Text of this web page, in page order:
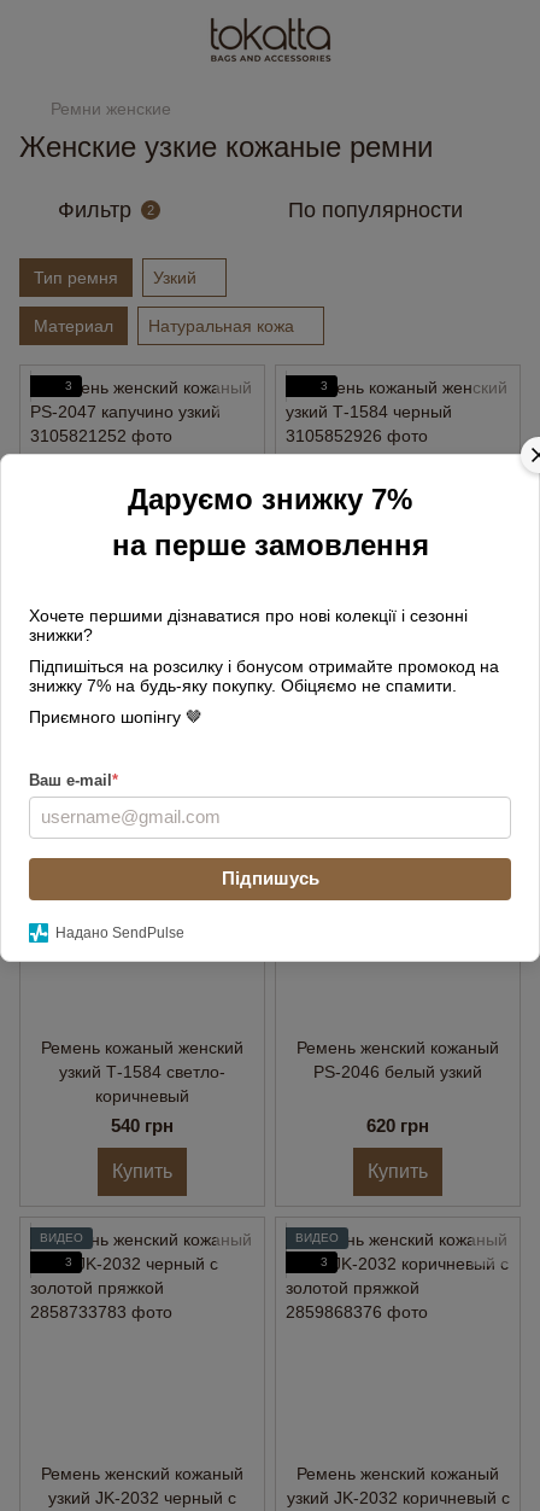
Даруємо знижку 7%
на перше замовлення
Хочете першими дізнаватися про нові колекції і сезонні
знижки?
Підпишіться на розсилку і бонусом отримайте промокод на
знижку 7% на будь-яку покупку. Обіцяємо не спамити.
Приємного шопінгу 🤎
Ваш e-mail *
Підпишусь
Надано SendPulse
Ремни женские
Женские узкие кожаные ремни
Фильтр 2 По популярности
Тип ремня Узкий
Материал Натуральная кожа
3
Ремень женский кожаный
PS-2047 капучино узкий
640 грн
3
Ремень кожаный женский
НОВИНКА
3
Ремень кожаный женский
узкий Т-1584 светло-
коричневый
540 грн
Купить
Ремень женский кожаный
PS-2046 белый узкий
620 грн
Купить
ВИДЕО
3
Ремень женский кожаный
узкий JK-2032 черный с
ВИДЕО
3
Ремень женский кожаный
узкий JK-2032 коричневый с